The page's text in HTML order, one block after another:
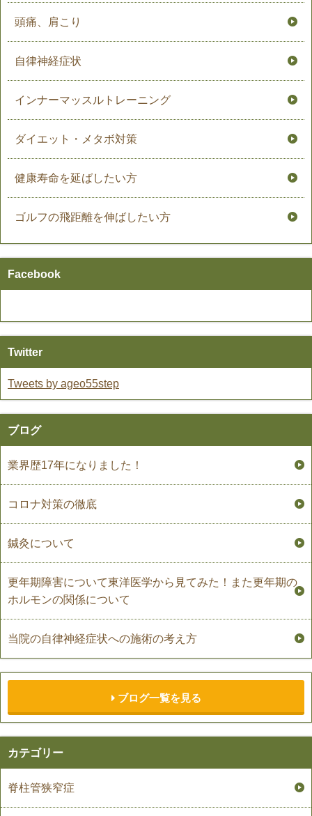
頭痛、肩こり
自律神経症状
インナーマッスルトレーニング
ダイエット・メタボ対策
健康寿命を延ばしたい方
ゴルフの飛距離を伸ばしたい方
Facebook
Twitter
Tweets by ageo55step
ブログ
業界歴17年になりました！
コロナ対策の徹底
鍼灸について
更年期障害について東洋医学から見てみた！また更年期の
ホルモンの関係について
当院の自律神経症状への施術の考え方
ブログ一覧を見る
カテゴリー
脊柱管狭窄症